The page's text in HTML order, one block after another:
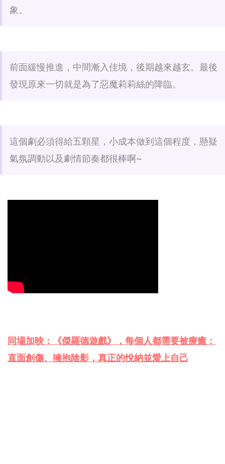
象。
前面緩慢推進，中間漸入佳境，後期越來越玄。最後
發現原來一切就是為了惡魔莉莉絲的降臨。
這個劇必須得給五顆星，小成本做到這個程度，懸疑
氣氛調動以及劇情節奏都很棒啊~
同場加映：《傑羅德遊戲》，每個人都需要被療癒：
直面創傷、擁抱陰影，真正的悅納並愛上自己